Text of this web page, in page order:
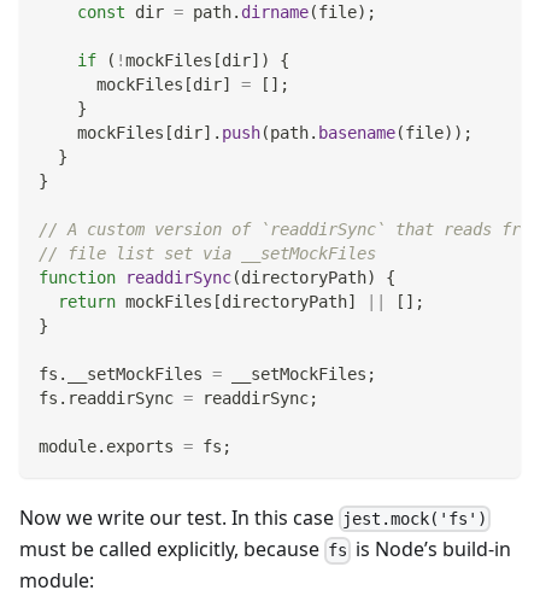
const dir = path. dirname(file) ;
if ( !mockFiles [dir] )
{
      mockFiles
[dir] = [ ] ;
}
    mockFiles
[dir] . push(path. basename(file) ) ;
}
}
// A custom version of `readdirSync` that reads
// file list set via __setMockFiles
function
readdirSync(directoryPath)
{
return mockFiles [directoryPath] [ ] ;
}
fs . __setMockFiles = __setMockFiles ;
fs . readdirSync = readdirSync;
module. exports = fs ;
Now we write our test. In this case jest.mock('fs')
must be called explicitly, because fs is Node’s build-in
module: